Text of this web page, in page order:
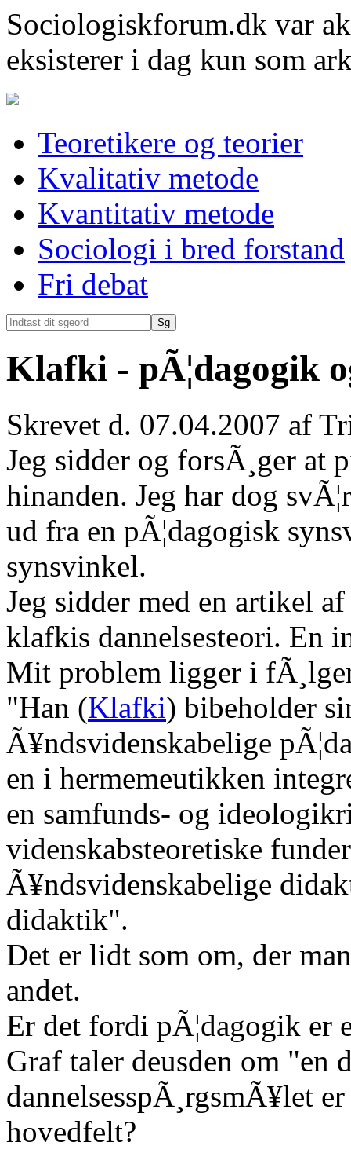
Sociologiskforum.dk var
eksisterer i dag kun som
Teoretikere og teorier
Kvalitativ metode
Kvantitativ metode
Sociologi i bred forstand
Fri debat
Klafki - pÃ¦dagogik
Skrevet d. 07.04.2007 af
Jeg sidder og forsÃ¸ger at
hinanden. Jeg har dog
ud fra en pÃ¦dagogisk
synsvinkel.
Jeg sidder med en artikel
klafkis dannelsesteori. En
Mit problem ligger i
"Han (Klafki) bibeholder
Ã¥ndsvidenskabelige
en i hermemeutikken
en samfunds- og
videnskabsteoretiske
Ã¥ndsvidenskabelige
didaktik".
Det er lidt som om, der
andet.
Er det fordi pÃ¦dagogik er
Graf taler deusden om "en
dannelsesspÃ¸rgsmÃ¥let
hovedfelt?